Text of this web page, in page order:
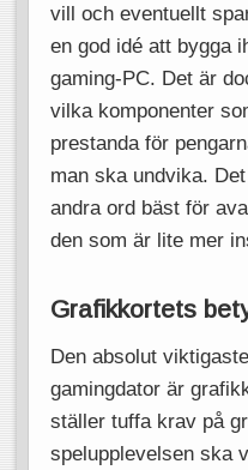
vill och eventuellt
en god idé att bygga
gaming-PC. Det är
vilka komponenter
prestanda för
man ska undvika.
andra ord bäst för
den som är lite mer
Grafikkortets
Den absolut
gamingdator är
ställer tuffa krav på
spelupplevelsen ska